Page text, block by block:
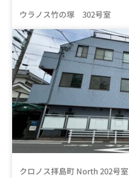
ウラノス竹の塚 302号室
クロノス拝島町 North 202号室